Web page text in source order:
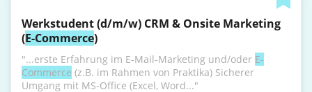
Werkstudent (d/m/w) CRM & Onsite Marketing
(E-Commerce)
"...erste Erfahrung im E-Mail-Marketing und/oder E-
Commerce (z.B. im Rahmen von Praktika) ﻿﻿Sicherer
Umgang mit MS-Office (Excel, Word..."